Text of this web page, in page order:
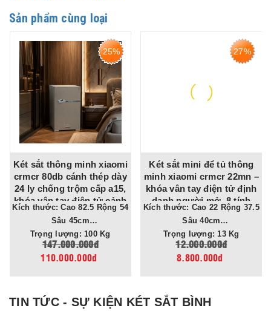
Sản phẩm cùng loại
25%
Két sắt thông minh xiaomi
crmcr 80db cánh thép dày
24 ly chống trộm cấp a15,
khóa vân tay điện tử cảnh
báo điện thoại
Kích thước: Cao 82.5 Rộng 54
Sâu 45cm
Trọng lượng: 100 Kg
147.000.000đ
110.000.000đ
27%
Két sắt mini để tủ thông
minh xiaomi crmcr 22mn –
khóa vân tay điện tử định
danh người mở, 8 tính
năng cảnh báo điện thoại
Kích thước: Cao 22 Rộng 37.5
Sâu 40cm
Trọng lượng: 13 Kg
12.000.000đ
8.800.000đ
TIN TỨC - SỰ KIỆN KÉT SẮT BÌNH